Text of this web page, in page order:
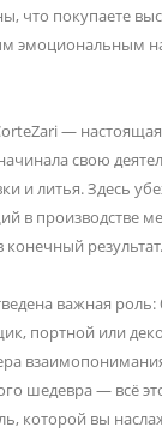
что покупаете
эмоциональным
— настоящая
свою
и литья. Здесь
в производстве
результат.
важная
портной или
шедевра — всё
которой вы